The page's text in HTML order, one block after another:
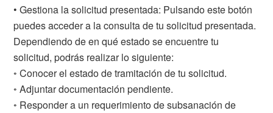
• Gestiona la solicitud presentada: Pulsando este botón
puedes acceder a la consulta de tu solicitud presentada.
Dependiendo de en qué estado se encuentre tu
solicitud, podrás realizar lo siguiente:
◦ Conocer el estado de tramitación de tu solicitud.
◦ Adjuntar documentación pendiente.
◦ Responder a un requerimiento de subsanación de